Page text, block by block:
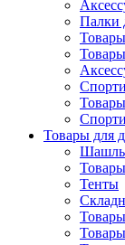
Палки
Товары для
Тенты